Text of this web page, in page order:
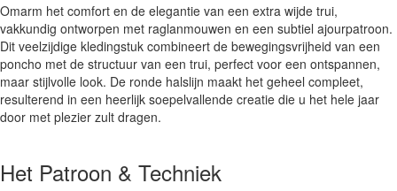
Omarm het comfort en de elegantie van een extra wijde trui,
vakkundig ontworpen met raglanmouwen en een subtiel ajourpatroon.
Dit veelzijdige kledingstuk combineert de bewegingsvrijheid van een
poncho met de structuur van een trui, perfect voor een ontspannen,
maar stijlvolle look. De ronde halslijn maakt het geheel compleet,
resulterend in een heerlijk soepelvallende creatie die u het hele jaar
door met plezier zult dragen.
Het Patroon & Techniek